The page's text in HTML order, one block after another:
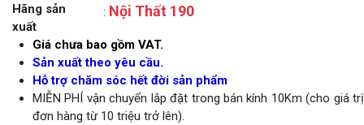
Hãng sản
xuất
: Nội Thất 190
Giá chưa bao gồm VAT.
Sản xuất theo yêu cầu.
Hỗ trợ chăm sóc hết đời sản phẩm
MIỄN PHÍ vận chuyển lắp đặt trong bán kính 10Km (cho giá trị
đơn hàng từ 10 triệu trở lên).